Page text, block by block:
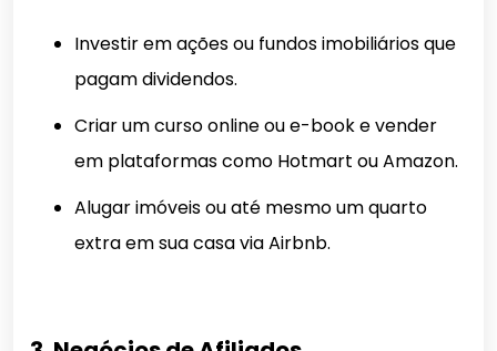
Investir em ações ou fundos imobiliários que
pagam dividendos.
Criar um curso online ou e-book e vender
em plataformas como Hotmart ou Amazon.
Alugar imóveis ou até mesmo um quarto
extra em sua casa via Airbnb.